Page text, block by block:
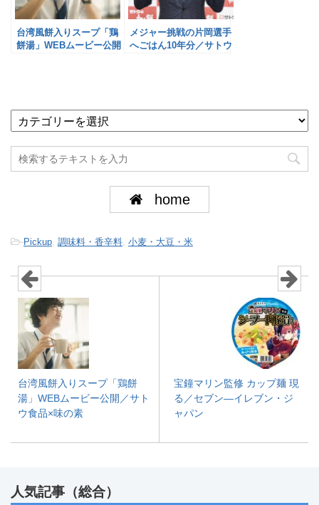
台湾風餅入りスープ「鶏
餅湯」WEBムービー公開
メジャー挑戦の片岡選手
へごはん10年分／サトウ
home
-Pickup 調味料・香辛料 小麦・大豆・米
台湾風餅入りスープ「鶏餅
湯」WEBムービー公開／サト
ウ食品×味の素
宝鐘マリン監修 カップ麺 現
る／セブン―イレブン・ジ
ャパン
人気記事（総合）